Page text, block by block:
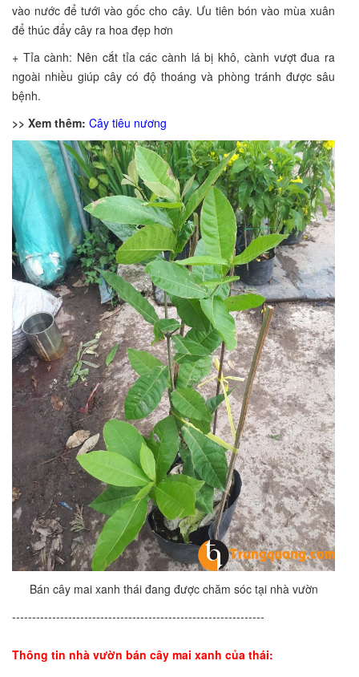
vào nước để tưới vào gốc cho cây. Ưu tiên bón vào mùa xuân
để thúc đẩy cây ra hoa đẹp hơn
+ Tỉa cành: Nên cắt tỉa các cành lá bị khô, cành vượt đua ra
ngoài nhiều giúp cây có độ thoáng và phòng tránh được sâu
bệnh.
>> Xem thêm: Cây tiêu nương
Bán cây mai xanh thái đang được chăm sóc tại nhà vườn
---------------------------------------------------------------
Thông tin nhà vườn bán cây mai xanh của thái: